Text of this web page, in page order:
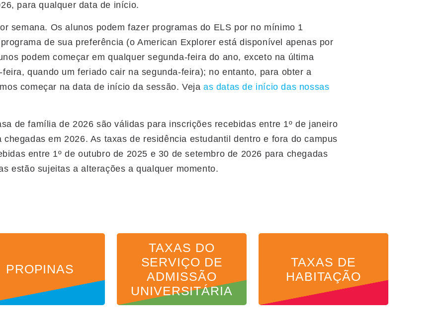
para qualquer data de início.
semana. Os alunos podem fazer programas do ELS por no mínimo 1
de sua preferência (o American Explorer está disponível apenas por
podem começar em qualquer segunda-feira do ano, exceto na última
quando um feriado cair na segunda-feira); no entanto, para obter a
começar na data de início da sessão. Veja as datas de início das nossas
de família de 2026 são válidas para inscrições recebidas entre 1º de janeiro
em 2026. As taxas de residência estudantil dentro e fora do campus
entre 1º de outubro de 2025 e 30 de setembro de 2026 para chegadas
estão sujeitas a alterações a qualquer momento.
PROPINAS
TAXAS DO
SERVIÇO DE
ADMISSÃO
UNIVERSITÁRIA
TAXAS DE
HABITAÇÃO